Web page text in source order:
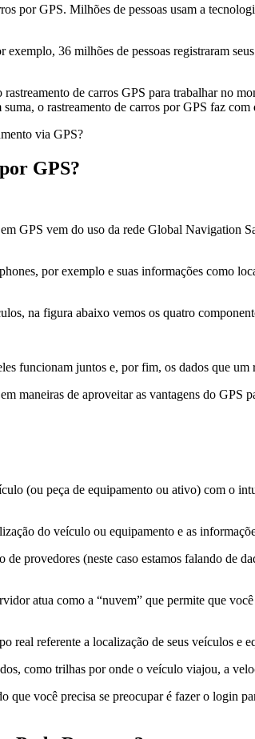
por GPS. Milhões de pessoas usam a
36 milhões de pessoas registraram
de carros GPS para trabalhar no
o rastreamento de carros por GPS faz
via GPS?
GPS?
GPS vem do uso da rede Global Navigation
por exemplo e suas informações como
na figura abaixo vemos os quatro
funcionam juntos e, por fim, os dados que
maneiras de aproveitar as vantagens do GPS
(ou peça de equipamento ou ativo) com o
do veículo ou equipamento e as
provedores (neste caso estamos falando de
atua como a “nuvem” que permite que
real referente a localização de seus veículos
como trilhas por onde o veículo viajou, a
você precisa se preocupar é fazer o login